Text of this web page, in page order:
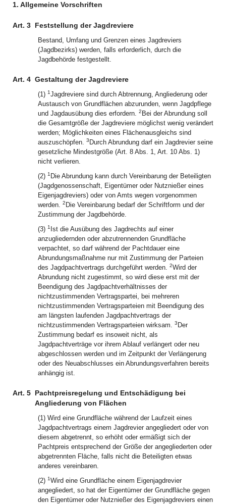
1. Allgemeine Vorschriften
Art. 3 Feststellung der Jagdreviere
Bestand, Umfang und Grenzen eines Jagdreviers
(Jagdbezirks) werden, falls erforderlich, durch die
Jagdbehörde festgestellt.
Art. 4 Gestaltung der Jagdreviere
(1) 1Jagdreviere sind durch Abtrennung, Angliederung oder
Austausch von Grundflächen abzurunden, wenn Jagdpflege
und Jagdausübung dies erfordern. 2 Bei der Abrundung soll
die Gesamtgröße der Jagdreviere möglichst wenig verändert
werden; Möglichkeiten eines Flächenausgleichs sind
auszuschöpfen. 3 Durch Abrundung darf ein Jagdrevier seine
gesetzliche Mindestgröße (Art. 8 Abs. 1, Art. 10 Abs. 1)
nicht verlieren.
(2) 1 Die Abrundung kann durch Vereinbarung der Beteiligten
(Jagdgenossenschaft, Eigentümer oder Nutznießer eines
Eigenjagdreviers) oder von Amts wegen vorgenommen
werden. 2 Die Vereinbarung bedarf der Schriftform und der
Zustimmung der Jagdbehörde.
(3) 1 Ist die Ausübung des Jagdrechts auf einer
anzugliedernden oder abzutrennenden Grundfläche
verpachtet, so darf während der Pachtdauer eine
Abrundungsmaßnahme nur mit Zustimmung der Parteien
des Jagdpachtvertrags durchgeführt werden. 2Wird der
Abrundung nicht zugestimmt, so wird diese erst mit der
Beendigung des Jagdpachtverhältnisses der
nichtzustimmenden Vertragspartei, bei mehreren
nichtzustimmenden Vertragsparteien mit Beendigung des
am längsten laufenden Jagdpachtvertrags der
nichtzustimmenden Vertragsparteien wirksam. 3 Der
Zustimmung bedarf es insoweit nicht, als
Jagdpachtverträge vor ihrem Ablauf verlängert oder neu
abgeschlossen werden und im Zeitpunkt der Verlängerung
oder des Neuabschlusses ein Abrundungsverfahren bereits
anhängig ist.
Art. 5 Pachtpreisregelung und Entschädigung bei
Angliederung von Flächen
(1) Wird eine Grundfläche während der Laufzeit eines
Jagdpachtvertrags einem Jagdrevier angegliedert oder von
diesem abgetrennt, so erhöht oder ermäßigt sich der
Pachtpreis entsprechend der Größe der angegliederten oder
abgetrennten Fläche, falls nicht die Beteiligten etwas
anderes vereinbaren.
(2) 1Wird eine Grundfläche einem Eigenjagdrevier
angegliedert, so hat der Eigentümer der Grundfläche gegen
den Eigentümer oder Nutznießer des Eigenjagdreviers einen